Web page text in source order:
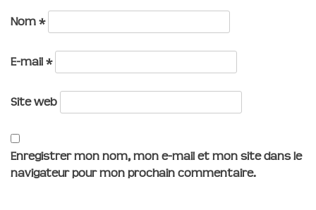
Nom *
E-mail *
Site web
Enregistrer mon nom, mon e-mail et mon site dans le
navigateur pour mon prochain commentaire.